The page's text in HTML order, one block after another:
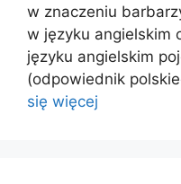
w znaczeniu
w języku angielskim
języku angielskim
(odpowiednik
się więcej